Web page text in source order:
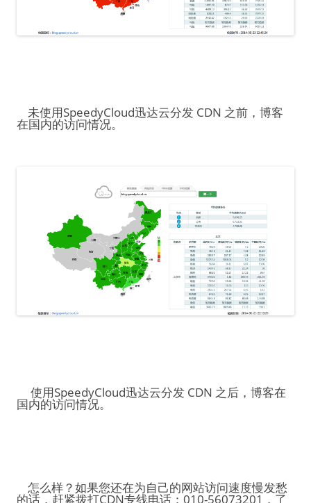
未使用SpeedyCloud迅达云分发 CDN 之前，博客
在国内的访问情况。
使用SpeedyCloud迅达云分发 CDN 之后，博客在
国内的访问情况。
怎么样？如果您还在为自己的网站访问速度慢发愁
的话，赶紧拨打CDN专线电话：010-56073201，了